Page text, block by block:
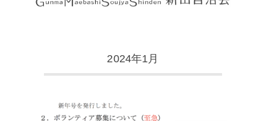
2024年1月